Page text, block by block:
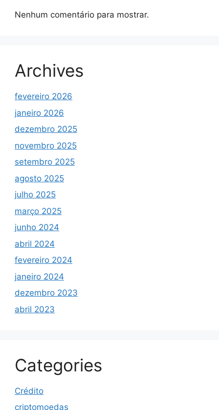
Nenhum comentário para mostrar.
Archives
fevereiro 2026
janeiro 2026
dezembro 2025
novembro 2025
setembro 2025
agosto 2025
julho 2025
março 2025
junho 2024
abril 2024
fevereiro 2024
janeiro 2024
dezembro 2023
abril 2023
Categories
Crédito
criptomoedas